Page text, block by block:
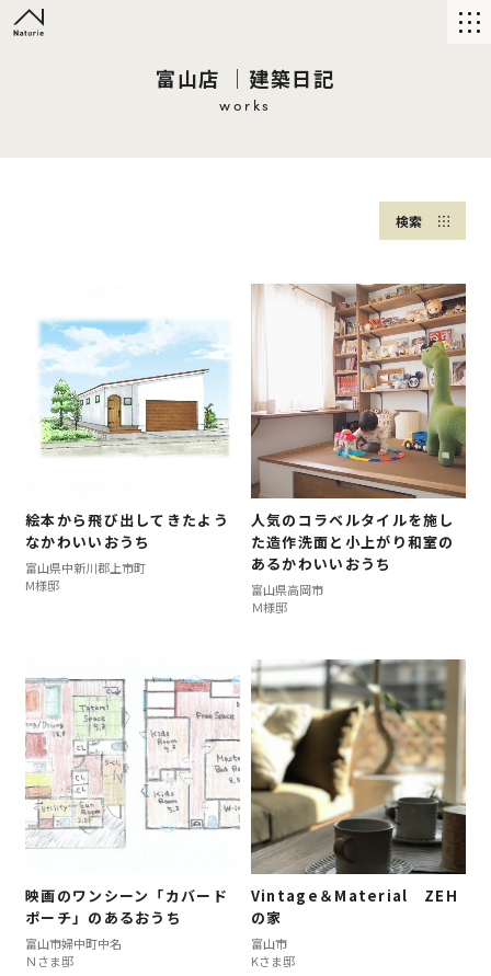
富山店 ｜建築日記
works
検索
絵本から飛び出してきたよう
なかわいいおうち
富山県中新川郡上市町
M様邸
人気のコラベルタイルを施し
た造作洗面と小上がり和室の
あるかわいいおうち
富山県高岡市
Ｍ様邸
映画のワンシーン「カバード
ポーチ」のあるおうち
富山市婦中町中名
Ｎさま邸
Vintage＆Material ZEH
の家
富山市
Kさま邸